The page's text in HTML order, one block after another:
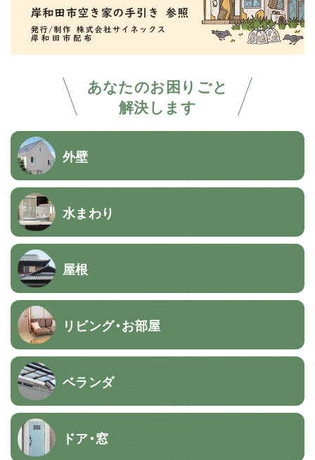
あなたのお困りごと
解決します
外壁
水まわり
屋根
リビング・お部屋
ベランダ
ドア・窓